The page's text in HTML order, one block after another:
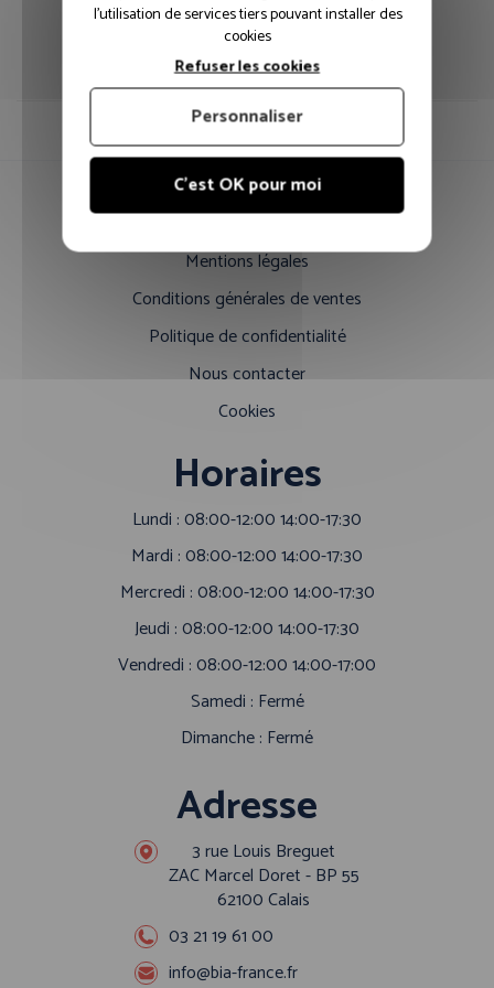
Guide des tailles
Informations
Mentions légales
Conditions générales de ventes
Politique de confidentialité
Nous contacter
Cookies
Horaires
Lundi : 08:00-12:00 14:00-17:30
Mardi : 08:00-12:00 14:00-17:30
Mercredi : 08:00-12:00 14:00-17:30
Jeudi : 08:00-12:00 14:00-17:30
Vendredi : 08:00-12:00 14:00-17:00
Samedi : Fermé
Dimanche : Fermé
Adresse
3 rue Louis Breguet
ZAC Marcel Doret - BP 55
62100 Calais
03 21 19 61 00
info@bia-france.fr
l'utilisation de services tiers pouvant installer des
cookies
C'est OK pour moi
Refuser les cookies
Personnaliser